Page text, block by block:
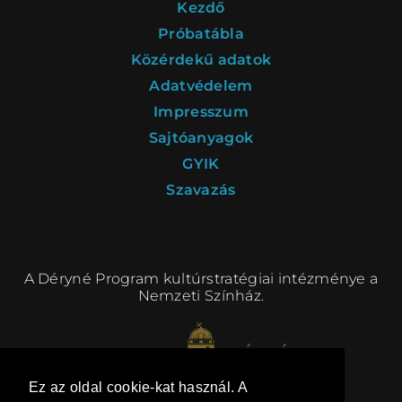
Ez az oldal cookie-kat használ. A
NAPTÁR
JEGYVÁSÁRLÁS
Kezdő
Próbatábla
Közérdekű adatok
Adatvédelem
Impresszum
Sajtóanyagok
GYIK
Szavazás
A Déryné Program kultúrstratégiai intézménye a
Nemzeti Színház.